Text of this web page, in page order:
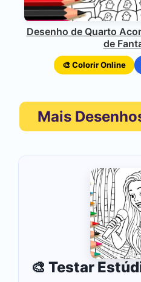
Desenho de Quarto
de
🎨 Colorir Online
Mais
🎨 Testar